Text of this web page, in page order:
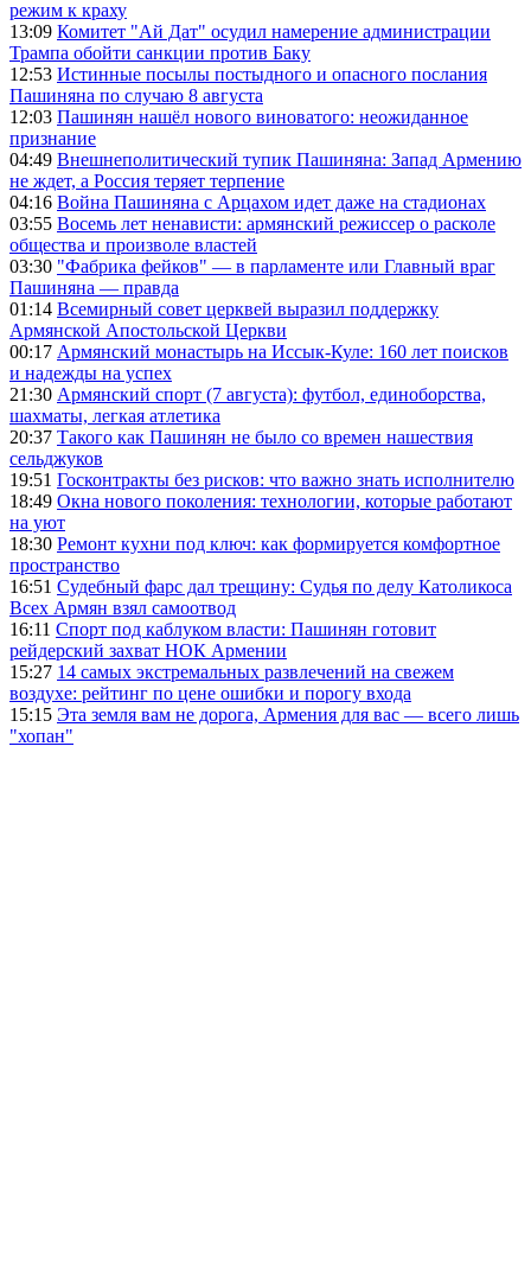
режим к краху
13:09 Комитет "Ай Дат" осудил намерение администрации
Трампа обойти санкции против Баку
12:53 Истинные посылы постыдного и опасного послания
Пашиняна по случаю 8 августа
12:03 Пашинян нашёл нового виноватого: неожиданное
признание
04:49 Внешнеполитический тупик Пашиняна: Запад Армению
не ждет, а Россия теряет терпение
04:16 Война Пашиняна с Арцахом идет даже на стадионах
03:55 Восемь лет ненависти: армянский режиссер о расколе
общества и произволе властей
03:30 "Фабрика фейков" — в парламенте или Главный враг
Пашиняна — правда
01:14 Всемирный совет церквей выразил поддержку
Армянской Апостольской Церкви
00:17 Армянский монастырь на Иссык-Куле: 160 лет поисков
и надежды на успех
21:30 Армянский спорт (7 августа): футбол, единоборства,
шахматы, легкая атлетика
20:37 Такого как Пашинян не было со времен нашествия
сельджуков
19:51 Госконтракты без рисков: что важно знать исполнителю
18:49 Окна нового поколения: технологии, которые работают
на уют
18:30 Ремонт кухни под ключ: как формируется комфортное
пространство
16:51 Судебный фарс дал трещину: Судья по делу Католикоса
Всех Армян взял самоотвод
16:11 Спорт под каблуком власти: Пашинян готовит
рейдерский захват НОК Армении
15:27 14 самых экстремальных развлечений на свежем
воздухе: рейтинг по цене ошибки и порогу входа
15:15 Эта земля вам не дорога, Армения для вас — всего лишь
"хопан"